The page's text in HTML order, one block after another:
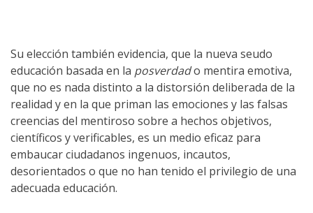
Su elección también evidencia, que la nueva seudo
educación basada en la posverdado mentira emotiva,
que no es nada distinto a la distorsión deliberada de la
realidad y en la que priman las emociones y las falsas
creencias del mentiroso sobre a hechos objetivos,
científicos y verificables, es un medio eficaz para
embaucar ciudadanos ingenuos, incautos,
desorientados o que no han tenido el privilegio de una
adecuada educación.